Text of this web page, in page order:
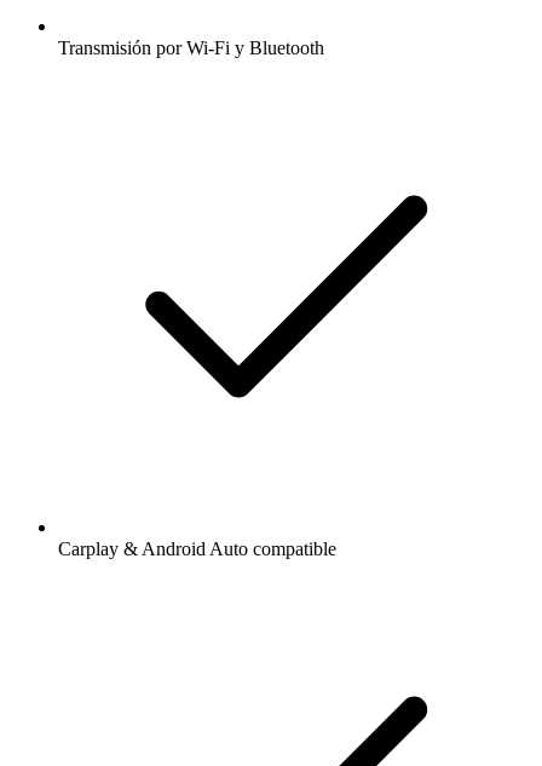
Transmisión por Wi-Fi y Bluetooth
Carplay & Android Auto compatible